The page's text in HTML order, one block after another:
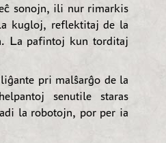
sonojn, ili nur rimarkis
kugloj, reflektitaj de la
La pafintoj kun torditaj
pri malŝarĝo de la
senutile staras
la robotojn, por per ia